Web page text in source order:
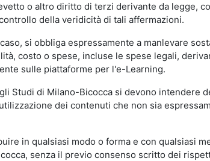
o altro diritto di terzi derivante da legge,
della veridicità di tali affermazioni.
si obbliga espressamente a manlevare
costo o spese, incluse le spese legali,
sulle piattaforme per l'e-Learning.
Studi di Milano-Bicocca si devono intendere
dei contenuti che non sia
in qualsiasi modo o forma e con qualsiasi
senza il previo consenso scritto dei